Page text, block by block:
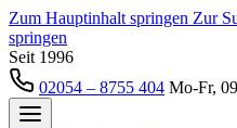
Zum Hauptinhalt springen Zur
springen
Seit 1996
02054 – 8755 404 Mo-Fr,